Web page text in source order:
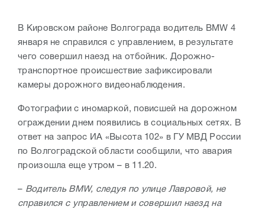
В Кировском районе Волгограда водитель BMW 4
января не справился с управлением, в результате
чего совершил наезд на отбойник. Дорожно-
транспортное происшествие зафиксировали
камеры дорожного видеонаблюдения.
Фотографии с иномаркой, повисшей на дорожном
ограждении днем появились в социальных сетях. В
ответ на запрос ИА «Высота 102» в ГУ МВД России
по Волгоградской области сообщили, что авария
произошла еще утром – в 11.20.
– Водитель BMW, следуя по улице Лавровой, не
справился с управлением и совершил наезд на